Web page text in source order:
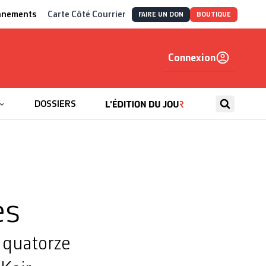
Carte Côté Courrier FAIRE UN DON BOUTIQUE
Connexion
DOSSIERS